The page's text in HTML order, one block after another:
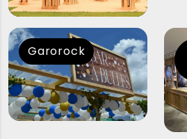
Garorock